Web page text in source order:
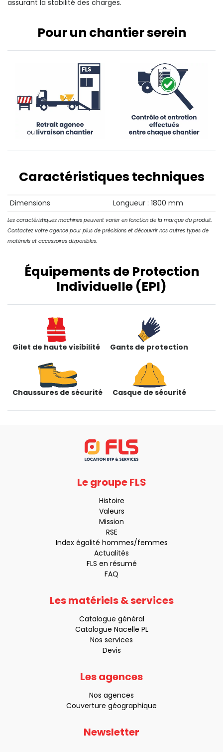
assurant la stabilité des charges.
Pour un chantier serein
Caractéristiques techniques
Dimensions Longueur : 1800 mm
Les caractéristiques machines peuvent varier en fonction de la marque du produit.
Contactez votre agence pour plus de précisions et découvrir nos autres types de
matériels et accessoires disponibles.
Équipements de Protection
Individuelle (EPI)
Gilet de haute visibilité Gants de protection
Chaussures de sécurité Casque de sécurité
Le groupe FLS
Histoire
Valeurs
Mission
RSE
Index égalité hommes/femmes
Actualités
FLS en résumé
FAQ
Les matériels & services
Catalogue général
Catalogue Nacelle PL
Nos services
Devis
Les agences
Nos agences
Couverture géographique
Newsletter